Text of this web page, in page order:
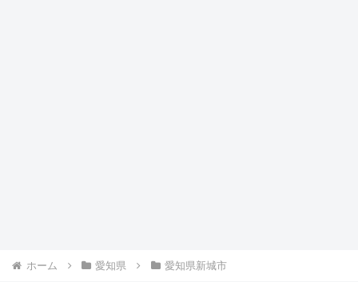
ホーム 愛知県 愛知県新城市